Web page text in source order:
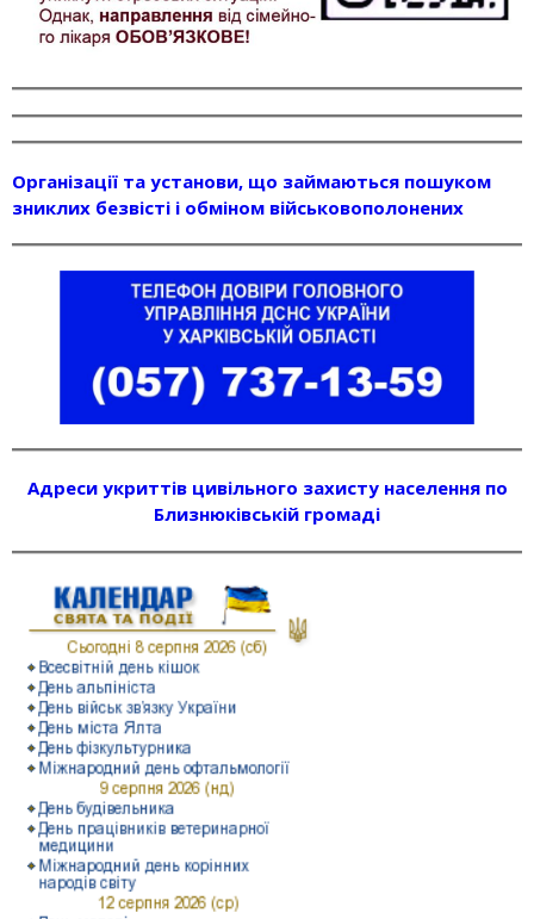
Організації та установи, що займаються пошуком
зниклих безвісті і обміном військовополонених
Адреси укриттів цивільного захисту населення по
Близнюківській громаді